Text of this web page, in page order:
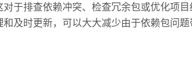
于排查依赖冲突、检查冗余包或优化项
及时更新，可以大大减少由于依赖包问